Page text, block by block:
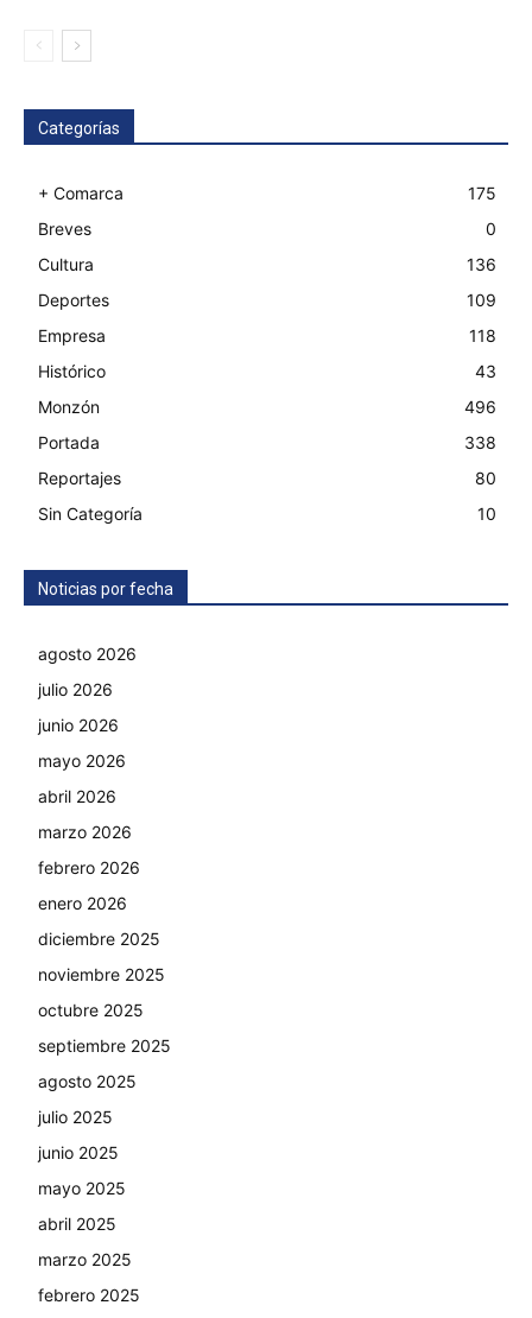
Categorías
+ Comarca
175
Breves
0
Cultura
136
Deportes
109
Empresa
118
Histórico
43
Monzón
496
Portada
338
Reportajes
80
Sin Categoría
10
Noticias por fecha
agosto 2026
julio 2026
junio 2026
mayo 2026
abril 2026
marzo 2026
febrero 2026
enero 2026
diciembre 2025
noviembre 2025
octubre 2025
septiembre 2025
agosto 2025
julio 2025
junio 2025
mayo 2025
abril 2025
marzo 2025
febrero 2025